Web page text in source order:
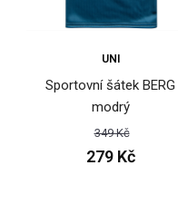
UNI
Sportovní šátek BERG
modrý
349 Kč
279 Kč